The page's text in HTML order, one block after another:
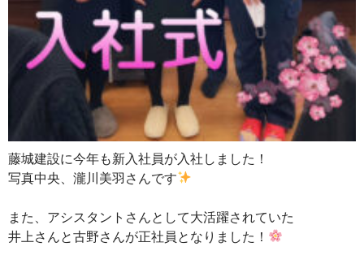
写真中央、瀧川美羽さんです
また、アシスタントさんとして大活躍されていた
井上さんと古野さんが正社員となりました！